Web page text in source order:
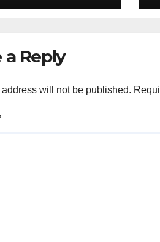
উদ্যোগে দেশে
a Reply
will not be published.